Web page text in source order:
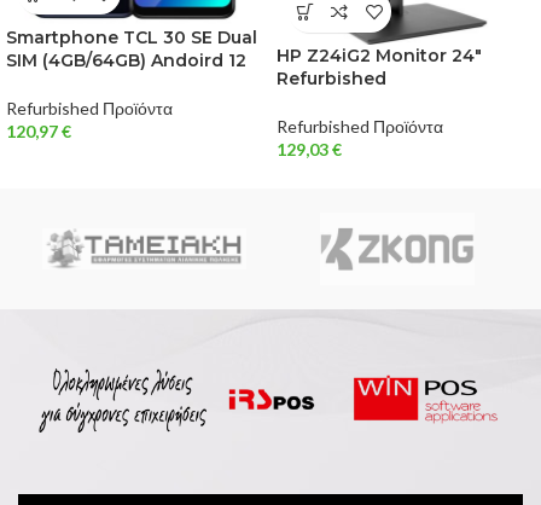
Smartphone TCL 30 SE Dual
SIM (4GB/64GB) Andoird 12
Refurbished Προϊόντα
120,97€
HP Z24iG2 Monitor 24″
Refurbished
Refurbished Προϊόντα
129,03€